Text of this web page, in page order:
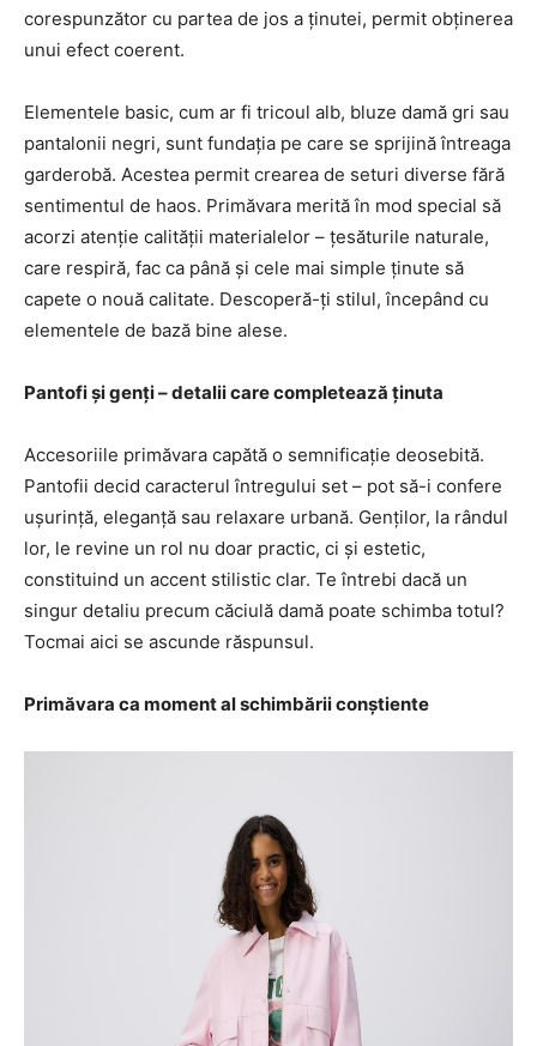
corespunzător cu partea de jos a ținutei, permit obținerea
unui efect coerent.
Elementele basic, cum ar fi tricoul alb, bluze damă gri sau
pantalonii negri, sunt fundația pe care se sprijină întreaga
garderobă. Acestea permit crearea de seturi diverse fără
sentimentul de haos. Primăvara merită în mod special să
acorzi atenție calității materialelor – țesăturile naturale,
care respiră, fac ca până și cele mai simple ținute să
capete o nouă calitate. Descoperă-ți stilul, începând cu
elementele de bază bine alese.
Pantofi și genți – detalii care completează ținuta
Accesoriile primăvara capătă o semnificație deosebită.
Pantofii decid caracterul întregului set – pot să-i confere
ușurință, eleganță sau relaxare urbană. Genților, la rândul
lor, le revine un rol nu doar practic, ci și estetic,
constituind un accent stilistic clar. Te întrebi dacă un
singur detaliu precum căciulă damă poate schimba totul?
Tocmai aici se ascunde răspunsul.
Primăvara ca moment al schimbării conștiente